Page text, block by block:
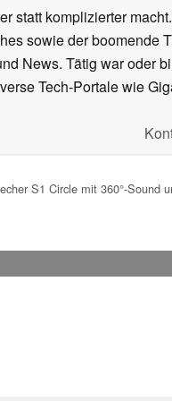
statt komplizierter
sowie der boomende
News. Tätig war oder
Tech-Portale wie
S1 Circle mit 360°-Sound